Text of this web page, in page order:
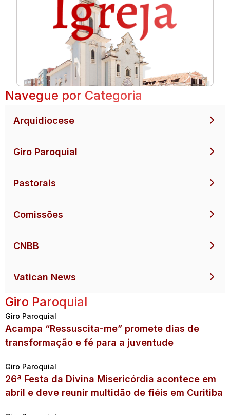
Navegue por Categoria
Arquidiocese
Giro Paroquial
Pastorais
Comissões
CNBB
Vatican News
Giro Paroquial
Giro Paroquial
Acampa “Ressuscita-me” promete dias de
transformação e fé para a juventude
Giro Paroquial
26ª Festa da Divina Misericórdia acontece em
abril e deve reunir multidão de fiéis em Curitiba